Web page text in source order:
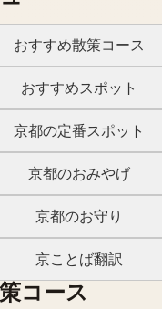
おすすめ散策コース
おすすめスポット
京都の定番スポット
京都のおみやげ
京都のお守り
京ことば翻訳
コース